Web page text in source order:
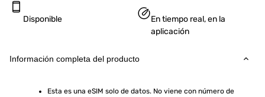
Disponible
En tiempo real, en la
aplicación
Información completa del producto
Esta es una eSIM solo de datos. No viene con número de